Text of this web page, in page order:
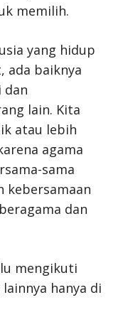
memilih.
yang hidup
ada baiknya
dan
lain. Kita
atau lebih
agama
sama
kebersamaan
dan
mengikuti
hanya di